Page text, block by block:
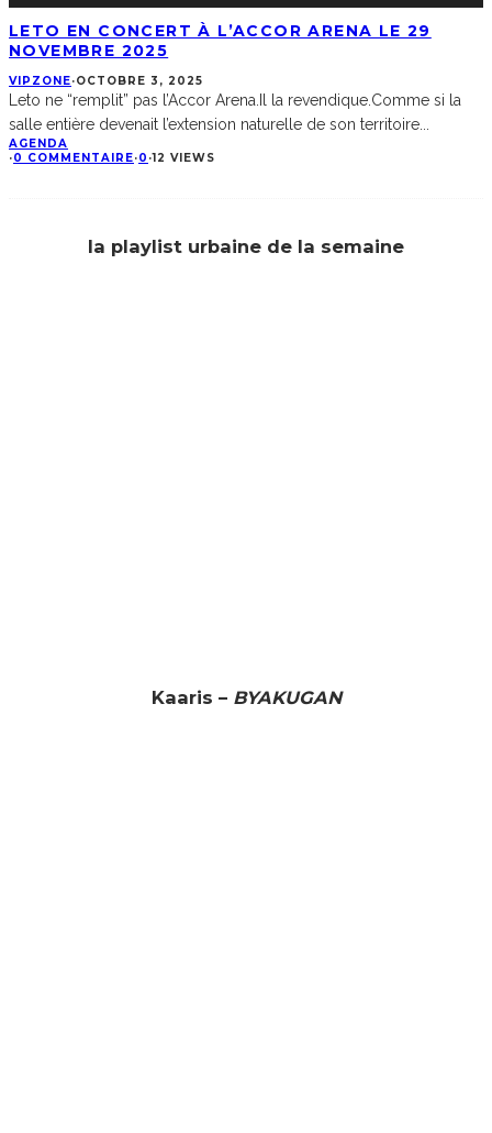
LETO EN CONCERT À L’ACCOR ARENA LE 29
NOVEMBRE 2025
VIPZONE·OCTOBRE 3, 2025
Leto ne “remplit” pas l’Accor Arena.Il la revendique.Comme si la
salle entière devenait l’extension naturelle de son territoire
AGENDA
·0 COMMENTAIRE·0 ·12 VIEWS
la playlist urbaine de la semaine
Kaaris – BYAKUGAN